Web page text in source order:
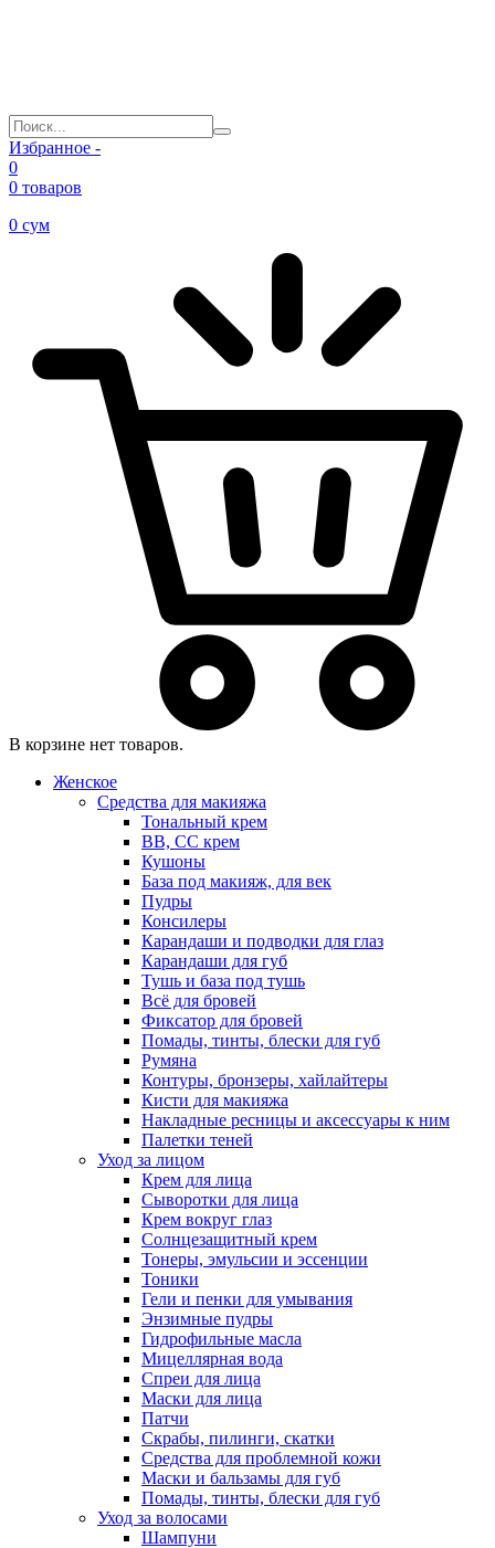
Избранное -
0
0 товаров
0 сум
В корзине нет товаров.
Женское
Средства для макияжа
Тональный крем
BB, CC крем
Кушоны
База под макияж, для век
Пудры
Консилеры
Карандаши и подводки для глаз
Карандаши для губ
Тушь и база под тушь
Всё для бровей
Фиксатор для бровей
Помады, тинты, блески для губ
Румяна
Контуры, бронзеры, хайлайтеры
Кисти для макияжа
Накладные ресницы и аксессуары к ним
Палетки теней
Уход за лицом
Крем для лица
Сыворотки для лица
Крем вокруг глаз
Солнцезащитный крем
Тонеры, эмульсии и эссенции
Тоники
Гели и пенки для умывания
Энзимные пудры
Гидрофильные масла
Мицеллярная вода
Спреи для лица
Маски для лица
Патчи
Скрабы, пилинги, скатки
Средства для проблемной кожи
Маски и бальзамы для губ
Помады, тинты, блески для губ
Уход за волосами
Шампуни